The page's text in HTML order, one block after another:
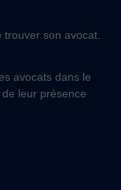
trouver son avocat.
avocats dans le
leur présence